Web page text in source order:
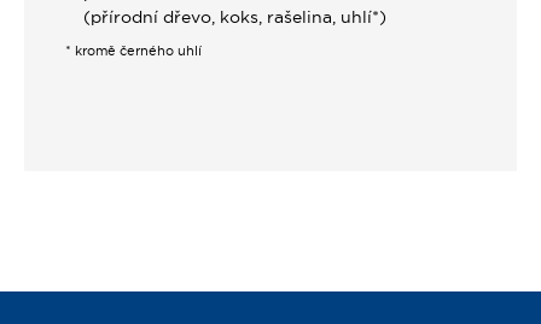
(přírodní dřevo, koks, rašelina, uhlí*)
* kromě černého uhlí